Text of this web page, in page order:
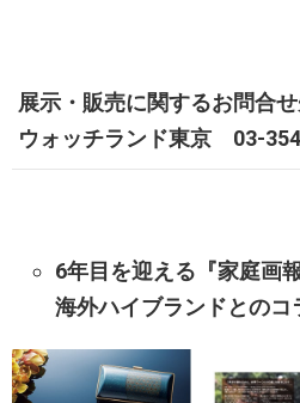
展示・販売に関するお問合
ウォッチランド東京 03-
6年目を迎える『家庭画
海外ハイブランドとの